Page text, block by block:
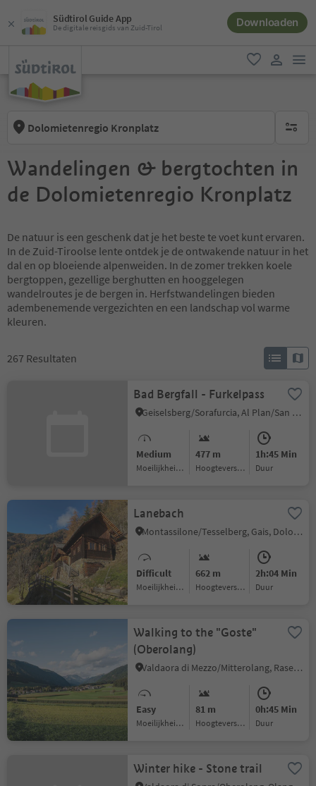
Südtirol Guide App
De digitale reisgids van Zuid-Tirol Downloaden
favoriet
Dolomietenregio Kronplatz geen
Wandelingen & bergtochten in
de Dolomietenregio Kronplatz
De natuur is een geschenk dat je het beste te voet kunt ervaren.
In de Zuid-Tiroolse lente ontdek je de ontwakende natuur in het
dal en op bloeiende alpenweiden. In de zomer trekken koele
bergtoppen, gezellige berghutten en hooggelegen
wandelroutes je de bergen in. Herfstwandelingen bieden
adembenemende vergezichten en een landschap vol warme
kleuren.
267 Resultaten
Bad Bergfall - Furkelpass
Geiselsberg/Sorafurcia, Al Plan/San Vigilio, Dolomites Region Kronplatz/Plan de Corones
Medium
Moeilijkheidsgraad
477 m
Hoogteverschil
1h:45 Min
Duur
Lanebach
Montassilone/Tesselberg, Gais, Dolomites Region Kronplatz/Plan de Corones
Difficult
Moeilijkheidsgraad
662 m
Hoogteverschil
2h:04 Min
Duur
Walking to the "Goste"
(Oberolang)
Valdaora di Mezzo/Mitterolang, Rasen-Antholz/Rasun Anterselva, Dolomites Region Kronplatz/Plan de Corones
Easy
Moeilijkheidsgraad
81 m
Hoogteverschil
0h:45 Min
Duur
Winter hike - Stone trail